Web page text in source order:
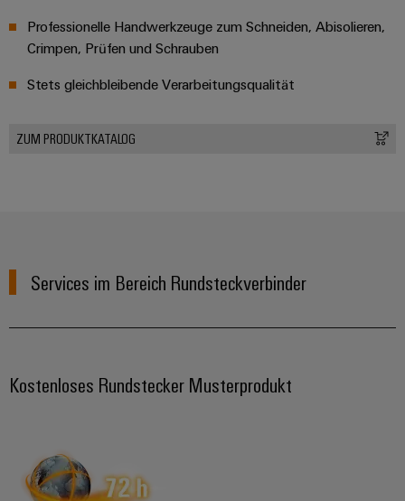
Professionelle Handwerkzeuge zum Schneiden, Abisolieren,
Crimpen, Prüfen und Schrauben
Stets gleichbleibende Verarbeitungsqualität
ZUM PRODUKTKATALOG
Services im Bereich Rundsteckverbinder
Kostenloses Rundstecker Musterprodukt